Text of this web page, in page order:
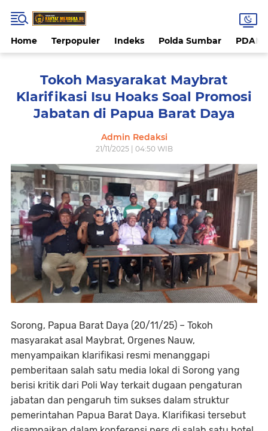
Home Terpopuler Indeks Polda Sumbar PDAM
Tokoh Masyarakat Maybrat
Klarifikasi Isu Hoaks Soal Promosi
Jabatan di Papua Barat Daya
Admin Redaksi
21/11/2025 | 04:50 WIB
Sorong, Papua Barat Daya (20/11/25) – Tokoh
masyarakat asal Maybrat, Orgenes Nauw,
menyampaikan klarifikasi resmi menanggapi
pemberitaan salah satu media lokal di Sorong yang
berisi kritik dari Poli Way terkait dugaan pengaturan
jabatan dan pengaruh tim sukses dalam struktur
pemerintahan Papua Barat Daya. Klarifikasi tersebut